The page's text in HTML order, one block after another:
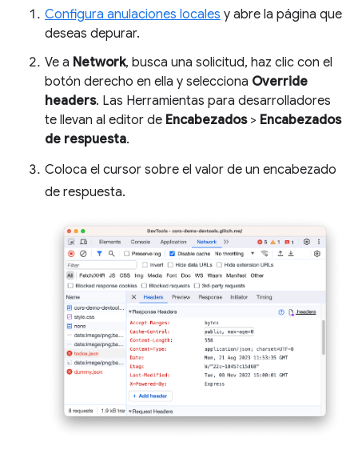
Configura anulaciones locales y abre la página que
deseas depurar.
Ve a Network, busca una solicitud, haz clic con el
botón derecho en ella y selecciona Override
headers. Las Herramientas para desarrolladores
te llevan al editor de Encabezados> Encabezados
de respuesta.
Coloca el cursor sobre el valor de un encabezado
de respuesta.